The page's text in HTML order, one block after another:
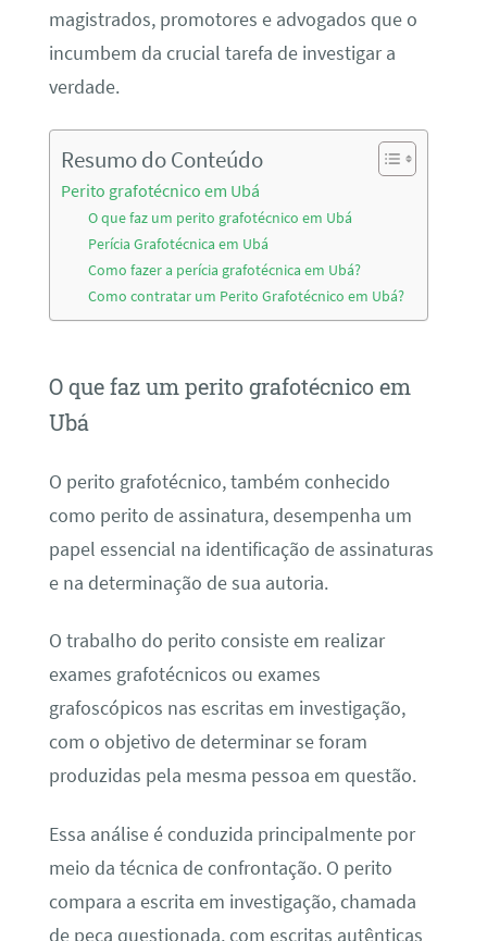
magistrados, promotores e advogados que o
incumbem da crucial tarefa de investigar a
verdade.
Resumo do Conteúdo
Perito grafotécnico em Ubá
O que faz um perito grafotécnico em Ubá
Perícia Grafotécnica em Ubá
Como fazer a perícia grafotécnica em Ubá?
Como contratar um Perito Grafotécnico em Ubá?
O que faz um perito grafotécnico em
Ubá
O perito grafotécnico, também conhecido
como perito de assinatura, desempenha um
papel essencial na identificação de assinaturas
e na determinação de sua autoria.
O trabalho do perito consiste em realizar
exames grafotécnicos ou exames
grafoscópicos nas escritas em investigação,
com o objetivo de determinar se foram
produzidas pela mesma pessoa em questão.
Essa análise é conduzida principalmente por
meio da técnica de confrontação. O perito
compara a escrita em investigação, chamada
de peça questionada, com escritas autênticas